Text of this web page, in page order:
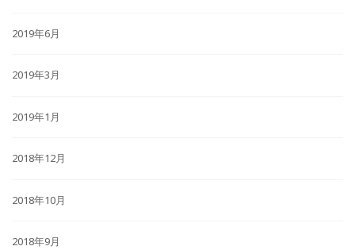
2019年6月
2019年3月
2019年1月
2018年12月
2018年10月
2018年9月